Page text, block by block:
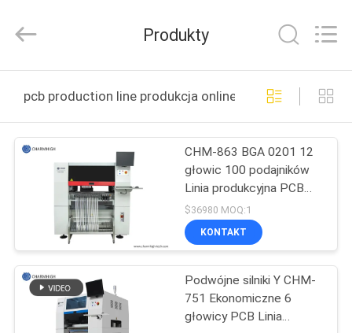
PRODUKTY
NAS
WYCIECZKA
TECHNOLOGY
LIMITED.
Reserved.
Produkty
pcb production line produkcja online
CHM-863 BGA 0201 12
głowic 100 podajników
Linia produkcyjna PCB
SMT
$36980 MOQ:1
KONTAKT
Podwójne silniki Y CHM-
751 Ekonomiczne 6
głowicy PCB Linia